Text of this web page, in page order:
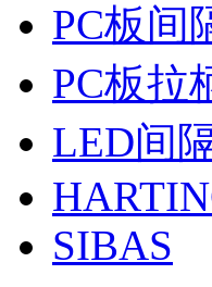
PC板间
PC板拉
LED间
SIBAS